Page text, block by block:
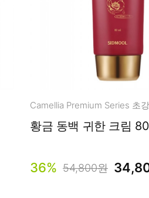
황금 동백 귀한 크림
36% 54,800원